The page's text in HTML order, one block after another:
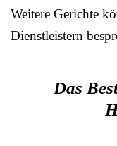
Weitere Gerichte
Dienstleistern
Das